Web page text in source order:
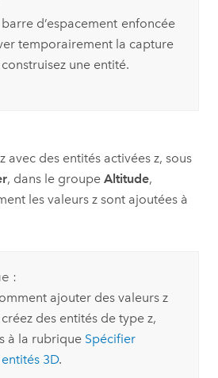
barre d’espacement enfoncée
temporairement la capture
une entité.
avec des entités activées z, sous
, dans le groupe Altitude,
les valeurs z sont ajoutées à
:
ajouter des valeurs z
des entités de type z,
à la rubrique Spécifier
3D.